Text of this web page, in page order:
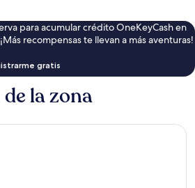
para acumular crédito OneKeyCash en
recompensas te llevan a más aventuras!
gratis
la zona